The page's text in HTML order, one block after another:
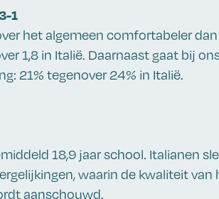
1
het algemeen comfortabeler
1,8 in Italië. Daarnaast gaat bij
21% tegenover 24% in Italië.
18,9 jaar school. Italianen
waarin de kwaliteit van
aanschouwd.